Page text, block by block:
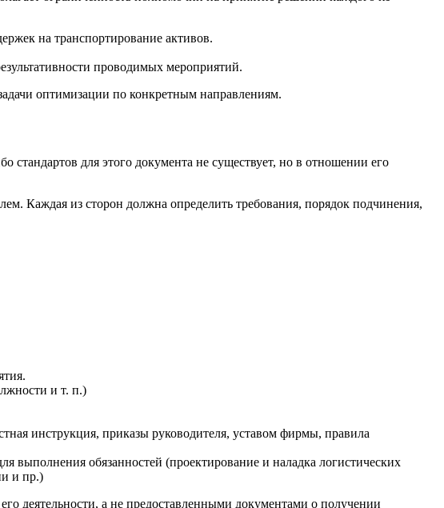
на транспортирование активов.
проводимых мероприятий.
оптимизации по конкретным направлениям.
стандартов для этого документа не существует, но в отношении его
Каждая из сторон должна определить требования, порядок подчинения,
и т. п.)
инструкция, приказы руководителя, уставом фирмы, правила
обязанностей (проектирование и наладка логистических
и пр.)
деятельности, а не предоставленными документами о получении